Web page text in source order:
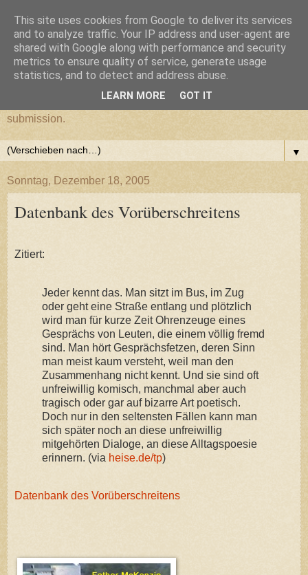
cultural submission
Ein Grazer Samurai befreit sich von seiner kulturellen
submission.
▼
Sonntag, Dezember 18, 2005
Datenbank des Vorüberschreitens
Zitiert:
Jeder kennt das. Man sitzt im Bus, im Zug
oder geht eine Straße entlang und plötzlich
wird man für kurze Zeit Ohrenzeuge eines
Gesprächs von Leuten, die einem völlig fremd
sind. Man hört Gesprächsfetzen, deren Sinn
man meist kaum versteht, weil man den
Zusammenhang nicht kennt. Und sie sind oft
unfreiwillig komisch, manchmal aber auch
tragisch oder gar auf bizarre Art poetisch.
Doch nur in den seltensten Fällen kann man
sich später noch an diese unfreiwillig
mitgehörten Dialoge, an diese Alltagspoesie
erinnern. (via heise.de/tp)
Datenbank des Vorüberschreitens
This site uses cookies from Google to deliver its services
and to analyze traffic. Your IP address and user-agent are
shared with Google along with performance and security
metrics to ensure quality of service, generate usage
statistics, and to detect and address abuse.
LEARN MORE GOT IT